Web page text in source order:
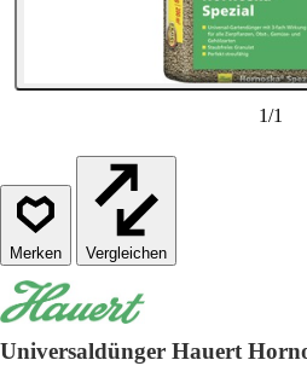
1/1
Vergleichen
Universaldünger Hauert